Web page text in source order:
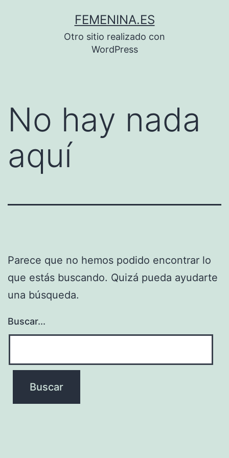
FEMENINA.ES
Otro sitio realizado con
WordPress
No hay nada
aquí
Parece que no hemos podido encontrar lo
que estás buscando. Quizá pueda ayudarte
una búsqueda.
Buscar...